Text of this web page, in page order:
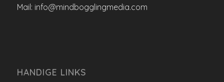
Mail: info@mindbogglingmedia.com
HANDIGE LINKS